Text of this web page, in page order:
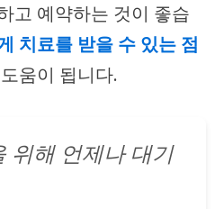
고 예약하는 것이 좋습
치료를 받을 수 있는 점
움이 됩니다.
위해 언제나 대기